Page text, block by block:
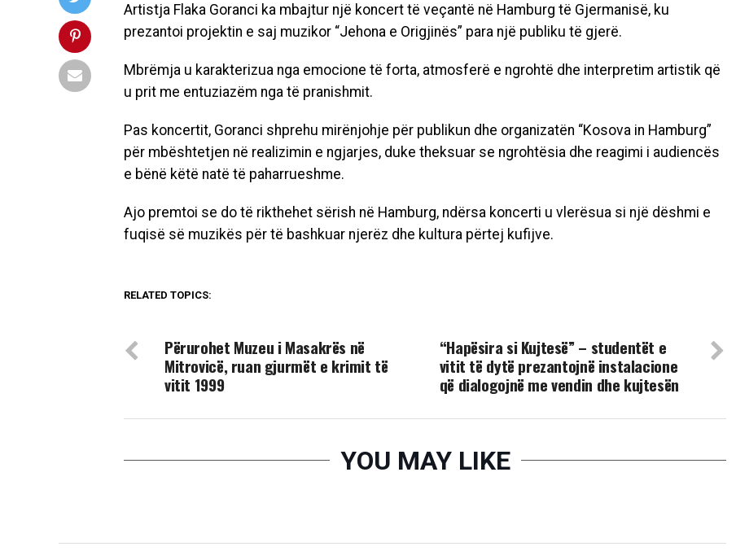
Artistja Flaka Goranci ka mbajtur një koncert të veçantë në Hamburg të Gjermanisë, ku
prezantoi projektin e saj muzikor “Jehona e Origjinës” para një publiku të gjerë.
Mbrëmja u karakterizua nga emocione të forta, atmosferë e ngrohtë dhe interpretim artistik që
u prit me entuziazëm nga të pranishmit.
Pas koncertit, Goranci shprehu mirënjohje për publikun dhe organizatën “Kosova in Hamburg”
për mbështetjen në realizimin e ngjarjes, duke theksuar se ngrohtësia dhe reagimi i audiencës
e bënë këtë natë të paharrueshme.
Ajo premtoi se do të rikthehet sërish në Hamburg, ndërsa koncerti u vlerësua si një dëshmi e
fuqisë së muzikës për të bashkuar njerëz dhe kultura përtej kufijve.
RELATED TOPICS:
“Hapësira si Kujtesë” – studentët e
vitit të dytë prezantojnë instalacione
që dialogojnë me vendin dhe kujtesën
Përurohet Muzeu i Masakrës në
Mitrovicë, ruan gjurmët e krimit të
vitit 1999
YOU MAY LIKE